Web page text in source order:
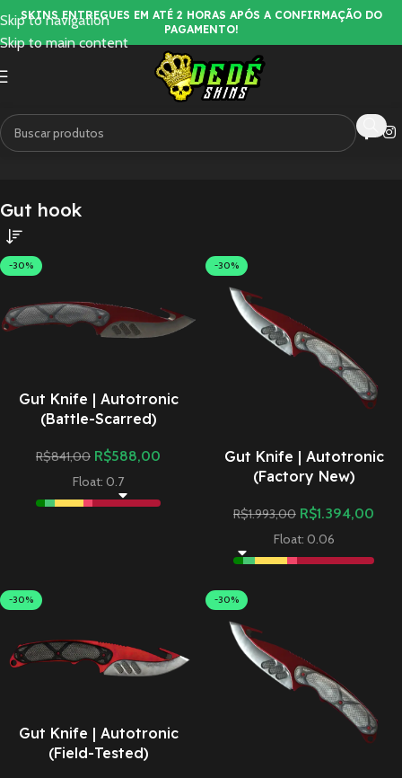
Skip to navigation
Skip to main content
SKINS ENTREGUES EM ATÉ 2 HORAS APÓS A CONFIRMAÇÃO DO
PAGAMENTO!
Início FACAS Gut hookExibindo 1–24 de 89 resultados
Gut hook
-30%
Gut Knife | Autotronic
(Battle-Scarred)
R$841,00 R$588,00
Float: 0.7
-30%
Gut Knife | Autotronic
(Factory New)
R$1.993,00 R$1.394,00
Float: 0.06
-30%
Gut Knife | Autotronic
(Field-Tested)
-30%